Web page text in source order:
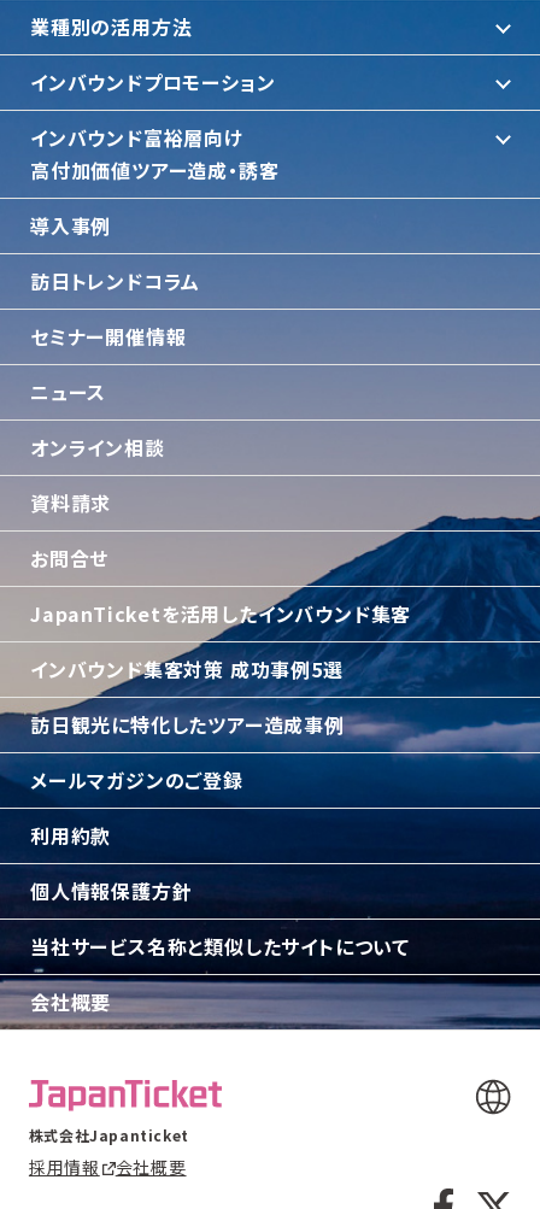
業種別の活用方法
インバウンドプロモーション
インバウンド富裕層向け
⾼付加価値ツアー造成・誘客
導入事例
訪日トレンドコラム
セミナー開催情報
ニュース
オンライン相談
資料請求
お問合せ
JapanTicketを活用したインバウンド集客
インバウンド集客対策 成功事例5選
訪日観光に特化したツアー造成事例
メールマガジンのご登録
利用約款
個人情報保護方針
当社サービス名称と類似したサイトについて
会社概要
株式会社Japanticket
採用情報 会社概要